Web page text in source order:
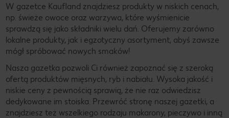
W gazetce Kaufland znajdziesz produkty w niskich cenach,
np. świeże owoce oraz warzywa, które wyśmienicie
sprawdzą się jako składniki wielu dań. Oferujemy zarówno
lokalne produkty, jak i egzotyczny asortyment, abyś zawsze
mógł spróbować nowych smaków!
Nasza gazetka pozwoli Ci również zapoznać się z szeroką
ofertą produktów mięsnych, ryb i nabiału. Wysoka jakość i
niskie ceny z pewnością sprawią, że nie raz odwiedzisz
dedykowane im stoiska. Przewróć stronę naszej gazetki, a
znajdziesz też wszelkiego rodzaju makarony, pieczywo i inną